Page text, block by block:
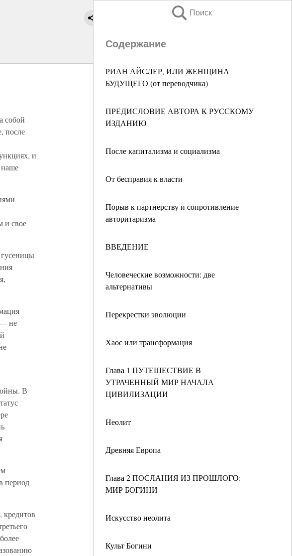
Поиск
Содержание
РИАН АЙСЛЕР, ИЛИ ЖЕНЩИНА
БУДУЩЕГО (от переводчика)
ПРЕДИСЛОВИЕ АВТОРА К РУССКОМУ
ИЗДАНИЮ
После капитализма и социализма
От бесправия к власти
Порыв к партнерству и сопротивление
авторитаризма
ВВЕДЕНИЕ
Человеческие возможности: две
альтернативы
Перекрестки эволюции
Хаос или трансформация
Глава 1 ПУТЕШЕСТВИЕ В
УТРАЧЕННЫЙ МИР НАЧАЛА
ЦИВИЛИЗАЦИИ
Неолит
Древняя Европа
Глава 2 ПОСЛАНИЯ ИЗ ПРОШЛОГО:
МИР БОГИНИ
Искусство неолита
Культ Богини
собой
после
и
наше
и свое
— не
В
период